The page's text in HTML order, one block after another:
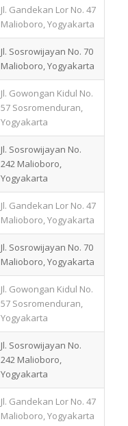
Jl. Gandekan Lor No. 47
Malioboro, Yogyakarta
Jl. Sosrowijayan No. 70
Malioboro, Yogyakarta
Jl. Gowongan Kidul No.
57 Sosromenduran,
Yogyakarta
Jl. Sosrowijayan No.
242 Malioboro,
Yogyakarta
Jl. Gandekan Lor No. 47
Malioboro, Yogyakarta
Jl. Sosrowijayan No. 70
Malioboro, Yogyakarta
Jl. Gowongan Kidul No.
57 Sosromenduran,
Yogyakarta
Jl. Sosrowijayan No.
242 Malioboro,
Yogyakarta
Jl. Gandekan Lor No. 47
Malioboro, Yogyakarta